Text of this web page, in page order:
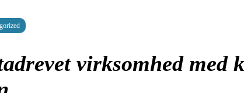
virksomhed med